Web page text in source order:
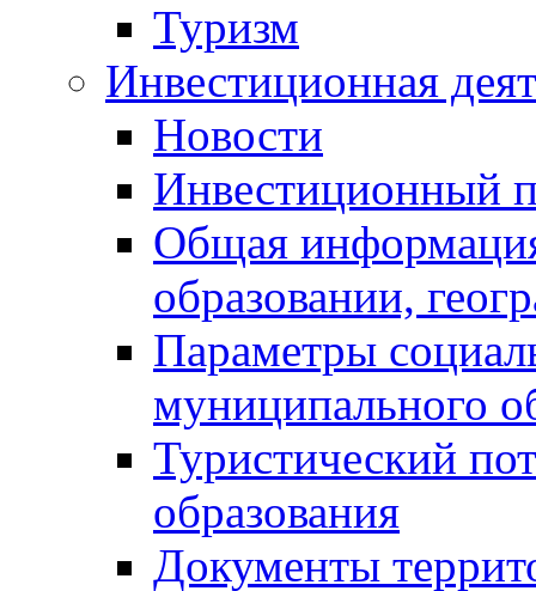
Туризм
Инвестиционная
Новости
Инвестиционный
Общая
образовании,
Параметры
муниципального
Туристический
образования
Документы